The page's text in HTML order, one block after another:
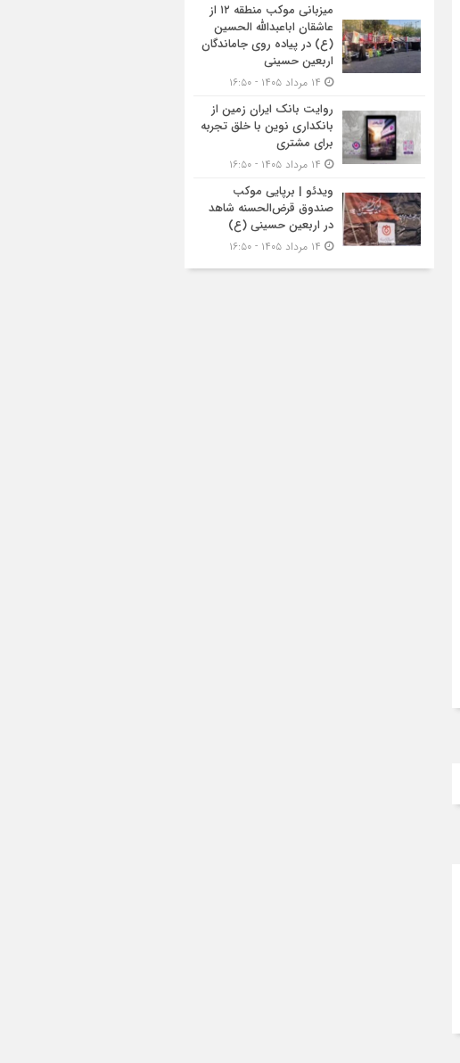
میزبانی موکب منطقه ۱۲ از
عاشقان اباعبدالله الحسین
(ع) در پیاده روی جاماندگان
اربعین حسینی
روایت بانک ایران زمین از
بانکداری نوین با خلق تجربه
برای مشتری
ویدئو | برپایی موکب
صندوق قرض‌الحسنه شاهد
در اربعین حسینی (ع)